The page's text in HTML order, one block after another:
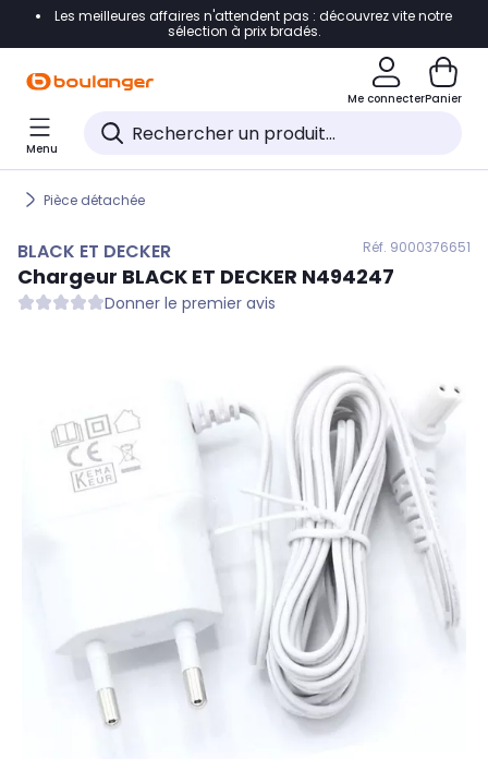
Accéder directement à la navigation
Accéder directement au pied de page
Accéder directement au chatbot
Les meilleures affaires n'attendent pas : découvrez vite notre
sélection à prix bradés.
Me connecterPanier
Menu
Pièce détachée
BLACK ET DECKER Réf. 9000376651
Chargeur BLACK ET DECKER N494247
Donner le premier avis